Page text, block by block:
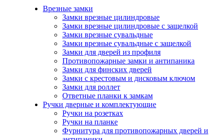
Врезные замки
Замки врезные цилиндровые
Замки врезные цилиндровые с защелкой
Замки врезные сувальдные
Замки врезные сувальдные с защелкой
Замки для дверей из профиля
Противопожарные замки и антипаника
Замки для финских дверей
Замки с крестовым и дисковым ключом
Замки для роллет
Ответные планки к замкам
Ручки дверные и комплектующие
Ручки на розетках
Ручки на планке
Фурнитура для противопожарных дверей и